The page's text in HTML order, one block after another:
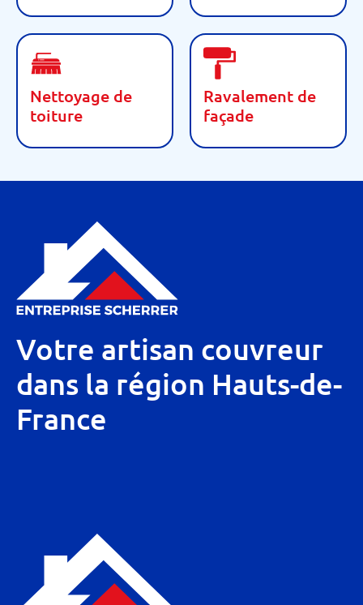
Nettoyage de
toiture
Ravalement de
façade
Votre artisan couvreur
dans la région Hauts-de-
France